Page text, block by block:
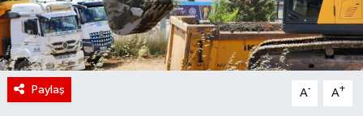
Paylaş A- A+